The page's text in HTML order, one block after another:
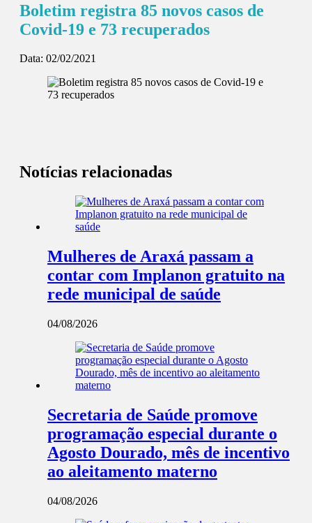
Boletim registra 85 novos casos de
Covid-19 e 73 recuperados
Data: 02/02/2021
Notícias relacionadas
Mulheres de Araxá passam a
contar com Implanon gratuito na
rede municipal de saúde
04/08/2026
Secretaria de Saúde promove
programação especial durante o
Agosto Dourado, mês de incentivo
ao aleitamento materno
04/08/2026